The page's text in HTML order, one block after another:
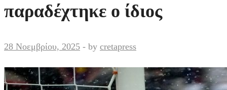
παραδέχτηκε ο ίδιος
28 Νοεμβρίου, 2025 - by cretapress